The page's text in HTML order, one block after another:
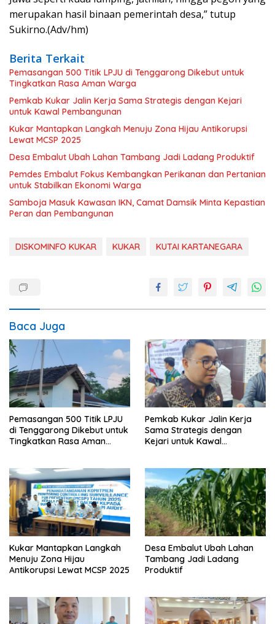
merupakan hasil binaan pemerintah desa,” tutup
Sukirno.(Adv/hm)
Berita Terkait
Pemasangan 500 Titik LPJU di Tenggarong Dikebut untuk
Tingkatkan Rasa Aman Warga
Pemkab Kukar Jalin Kerja Sama Strategis dengan Kejari
untuk Kawal Pembangunan
Kukar Mantapkan Langkah Menuju Zona Hijau Antikorupsi
Lewat MCSP 2025
Desa Embalut Ubah Lahan Tambang Jadi Ladang Produktif
Pemdes Embalut Fokus Kembangkan Perikanan dan Pertanian
untuk Stabilkan Ekonomi Warga
Samboja Masuk Kawasan IKN, Camat Damsik Minta Kepastian
Peran dan Pembangunan
DISKOMINFO KUKAR KUKAR KUTAI KARTANEGARA
Baca Juga
Pemasangan 500 Titik LPJU
di Tenggarong Dikebut untuk
Tingkatkan Rasa Aman
Pemkab Kukar Jalin Kerja
Sama Strategis dengan
Kejari untuk Kawal
Kukar Mantapkan Langkah
Menuju Zona Hijau
Antikorupsi Lewat MCSP 2025
Desa Embalut Ubah Lahan
Tambang Jadi Ladang
Produktif